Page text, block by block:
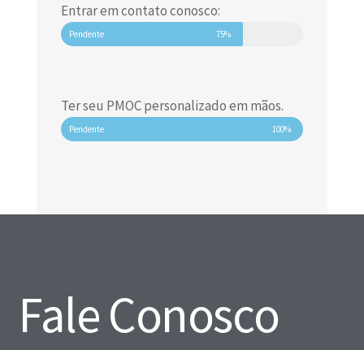
Entrar em contato conosco:
Pendente 75%
Ter seu PMOC personalizado em mãos.
Pendente 100%
Fale Conosco